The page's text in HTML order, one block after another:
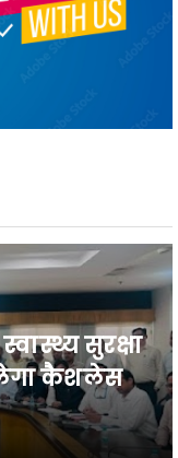
सुरक्षा
कैशलेस